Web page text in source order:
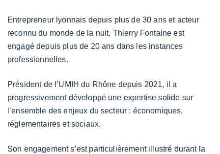
Entrepreneur lyonnais depuis plus de 30 ans et acteur
reconnu du monde de la nuit, Thierry Fontaine est
engagé depuis plus de 20 ans dans les instances
professionnelles.
Président de l’UMIH du Rhône depuis 2021, il a
progressivement développé une expertise solide sur
l’ensemble des enjeux du secteur : économiques,
réglementaires et sociaux.
Son engagement s’est particulièrement illustré durant la